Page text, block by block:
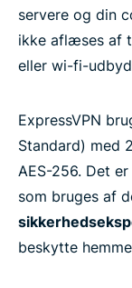
servere og din
ikke aflæses af
eller wi-fi-
ExpressVPN
Standard) med
AES-256. Det
som bruges af
beskytte